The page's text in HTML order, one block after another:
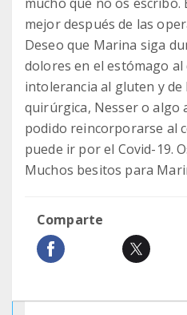
mejor después de las
Deseo que Marina siga
dolores en el estómago
intolerancia al gluten y
quirúrgica, Nesser o algo
podido reincorporarse al
puede ir por el Covid-19.
Muchos besitos para
Comparte